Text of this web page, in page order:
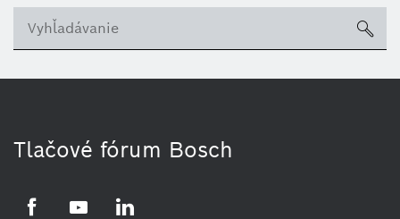
Tlačové fórum Bosch